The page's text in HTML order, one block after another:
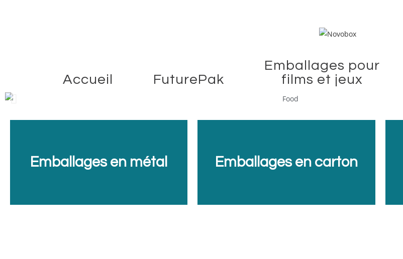
Accueil FuturePak
Emballages pour
films et jeux
Emballages en métal Emballages en carton